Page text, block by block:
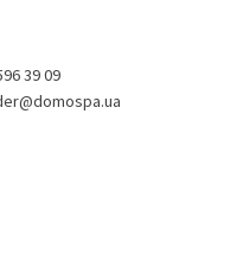
39 09